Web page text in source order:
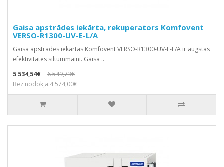
Gaisa apstrādes iekārta, rekuperators Komfovent
VERSO-R1300-UV-E-L/A
Gaisa apstrādes iekārtas Komfovent VERSO-R1300-UV-E-L/A ir augstas
efektivitātes siltummaini. Gaisa ..
5 534,54€
6 549,73€
Bez nodokļa:4 574,00€